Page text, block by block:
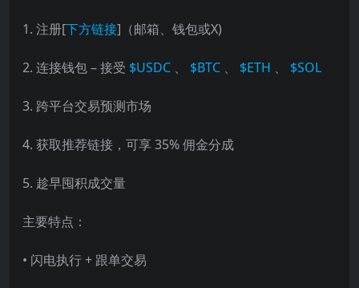
1. 注册[下方链接]（邮箱、钱包或X)
2. 连接钱包 – 接受 $USDC 、 $BTC 、 $ETH 、 $SOL
3. 跨平台交易预测市场
4. 获取推荐链接，可享 35% 佣金分成
5. 趁早囤积成交量
主要特点：
• 闪电执行 + 跟单交易